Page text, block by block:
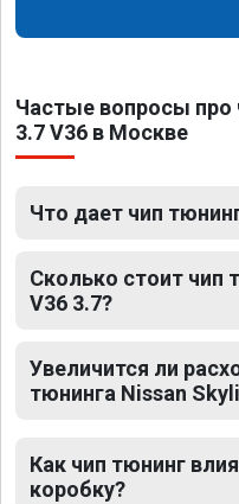
Частые вопросы про
3.7 V36 в Москве
Что дает чип
Сколько стоит чип
V36 3.7?
Увеличится ли
тюнинга Nissan
Как чип тюнинг
коробку?